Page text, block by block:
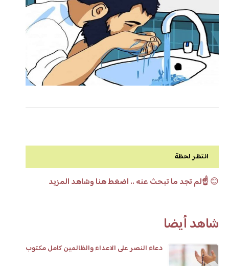
انتظر لحظة
😊☝️لم تجد ما تبحث عنه .. اضغط هنا وشاهد المزيد
شاهد أيضا
دعاء النصر على الاعداء والظالمين كامل مكتوب